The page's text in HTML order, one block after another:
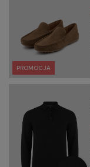
PROMOCJA